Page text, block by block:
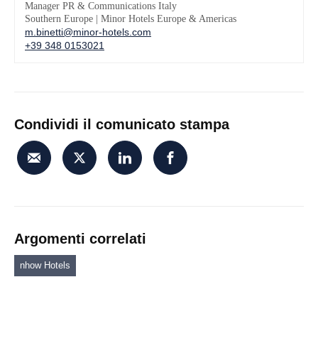
Manager PR & Communications Italy
Southern Europe | Minor Hotels Europe & Americas
m.binetti@minor-hotels.com
+39 348 0153021
Condividi il comunicato stampa
Argomenti correlati
nhow Hotels